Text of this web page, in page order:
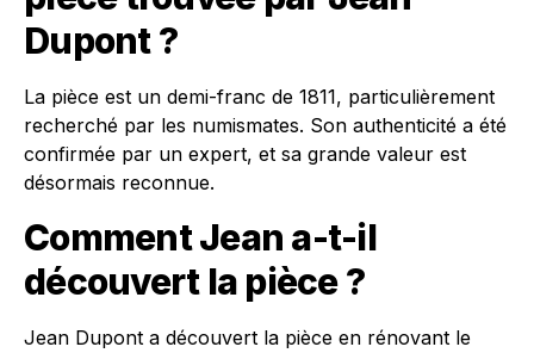
Dupont ?
La pièce est un demi-franc de 1811, particulièrement
recherché par les numismates. Son authenticité a été
confirmée par un expert, et sa grande valeur est
désormais reconnue.
Comment Jean a-t-il
découvert la pièce ?
Jean Dupont a découvert la pièce en rénovant le